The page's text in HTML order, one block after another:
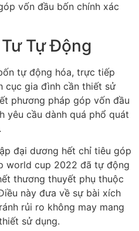
vốn đầu bốn chính xác
Tự Động
tự động hóa, trực tiếp
cục gia đình cần thiết sử
phương pháp góp vốn đầu
yêu cầu dành quá phổ quát
đại dương hết chỉ tiêu góp
world cup 2022 đã tự động
thương thuyết phụ thuộc
này đưa về sự bài xích
rủi ro không may mang
sử dụng.